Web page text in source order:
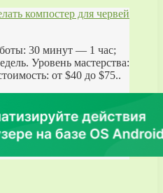
компостер для червей
30 минут — 1 час;
Уровень мастерства:
от $40 до $75..